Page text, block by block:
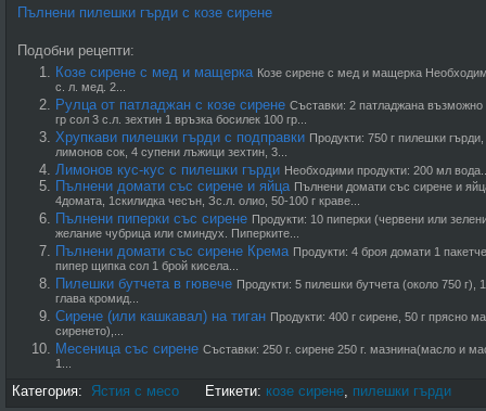
Пълнени пилешки гърди с козе сирене
Подобни рецепти:
Козе сирене с мед и мащерка Козе сирене с мед и мащерка
с. л. мед. 2...
Рулца от патладжан с козе сирене Съставки: 2 патладжана възможно
гр сол 3 с.л. зехтин 1 връзка босилек 100 гр...
Хрупкави пилешки гърди с подправки Продукти: 750 г пилешки
лимонов сок, 4 супени лъжици зехтин, 3...
Лимонов кус-кус с пилешки гърди Необходими продукти: 200 мл
Пълнени домати със сирене и яйца Пълнени домати със сирене и
4домата, 1скилидка чесън, Зс.л. олио, 50-100 г краве...
Пълнени пиперки със сирене Продукти: 10 пиперки (червени или
желание чубрица или сминдух. Пиперките...
Пълнени домати със сирене Крема Продукти: 4 броя домати 1
пипер щипка сол 1 брой кисела...
Пилешки бутчета в гювече Продукти: 5 пилешки бутчета (около 750 г),
глава кромид...
Сирене (или кашкавал) на тиган Продукти: 400 г сирене, 50 г прясно
сиренето),...
Месеница със сирене Съставки: 250 г. сирене 250 г. мазнина(масло и
1...
Категория: Ястия с месо Етикети: козе сирене, пилешки гърди